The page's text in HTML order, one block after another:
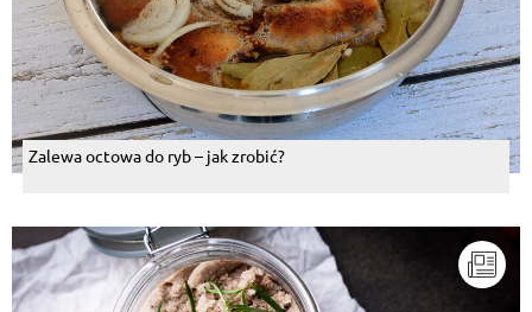
Zalewa octowa do ryb – jak zrobić?